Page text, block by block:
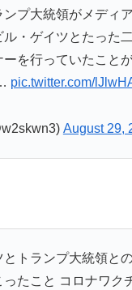
プ大統領がメディ
ル・ゲイツとたった
ーを行っていたこと
pic.twitter.com/
August 29,
とトランプ大統領と
ったこと コロナワク